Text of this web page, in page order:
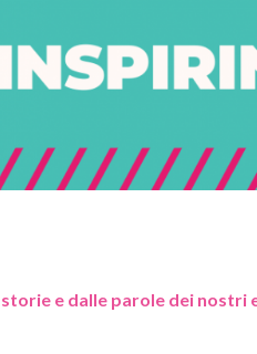
storie e dalle parole dei nostri